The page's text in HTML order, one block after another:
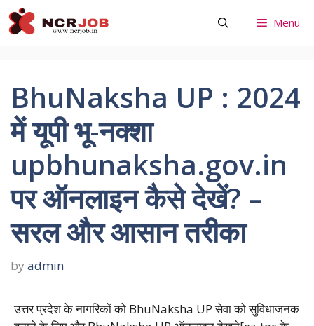
Skip
to
Menu
BhuNaksha UP : 2024
में यूपी भू-नक्शा
upbhunaksha.gov.in
पर ऑनलाइन कैसे देखें? –
सरल और आसान तरीका
by admin
उत्तर प्रदेश के नागरिकों को BhuNaksha UP सेवा को सुविधाजनक